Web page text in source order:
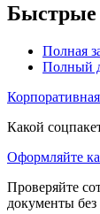
Быстрые
Полная
Полный
Какой
Оформляйте
Проверяйте
документы